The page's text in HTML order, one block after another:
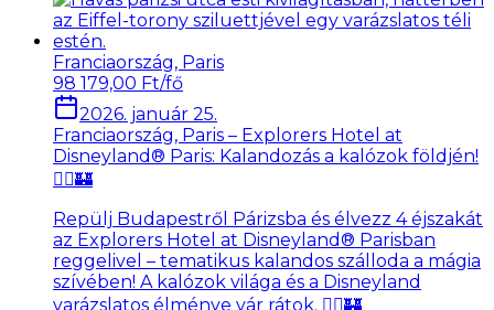
Franciaország, Paris
98 179,00 Ft/fő
2026. január 25.
Franciaország, Paris – Explorers Hotel at
Disneyland® Paris: Kalandozás a kalózok földjén!
🏴‍☠️🏰
Repülj Budapestről Párizsba és élvezz 4 éjszakát
az Explorers Hotel at Disneyland® Parisban
reggelivel – tematikus kalandos szálloda a mágia
szívében! A kalózok világa és a Disneyland
varázslatos élménye vár rátok. 🏴‍☠️🏰